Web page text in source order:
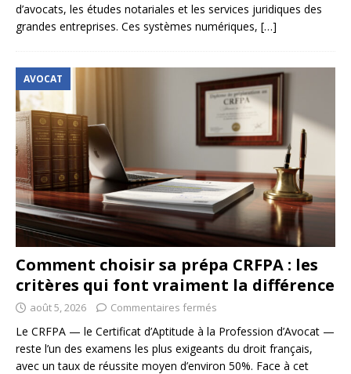
d’avocats, les études notariales et les services juridiques des
grandes entreprises. Ces systèmes numériques, […]
AVOCAT
Comment choisir sa prépa CRFPA : les
critères qui font vraiment la différence
août 5, 2026 Commentaires fermés
Le CRFPA — le Certificat d’Aptitude à la Profession d’Avocat —
reste l’un des examens les plus exigeants du droit français,
avec un taux de réussite moyen d’environ 50%. Face à cet